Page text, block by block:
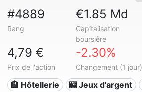
#4889
Rang
€1.85 Md
Capitalisation
boursière
4,79 €
Prix de l'action
-2.30%
Changement (1 jour)
🏨 Hôtellerie 🎰 Jeux d'argent